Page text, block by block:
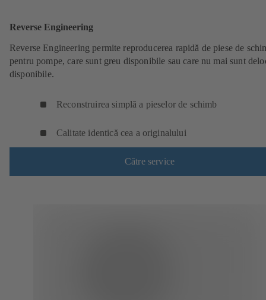
Reverse Engineering
Reverse Engineering permite reproducerea rapidă de piese de
pentru pompe, care sunt greu disponibile sau care nu mai sunt
disponibile.
Reconstruirea simplă a pieselor de schimb
Calitate identică cea a originalului
Către service